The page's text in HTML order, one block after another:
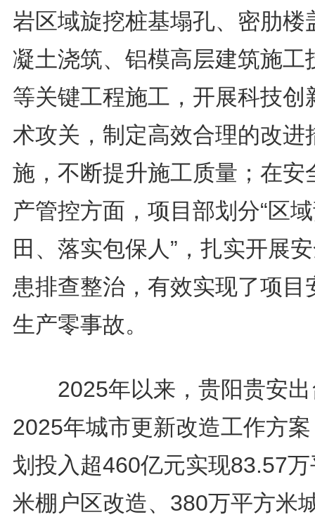
岩区域旋挖桩基塌孔、密肋楼
凝土浇筑、铝模高层建筑施工
等关键工程施工，开展科技创
术攻关，制定高效合理的改进
施，不断提升施工质量；在安
产管控方面，项目部划分“区
田、落实包保人”，扎实开展
患排查整治，有效实现了项目
生产零事故。
2025年以来，贵阳贵安出
2025年城市更新改造工作方
划投入超460亿元实现83.57
米棚户区改造、380万平方米